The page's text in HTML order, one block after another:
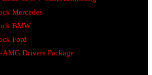
Mercedes
BMW
Ford
AMG Drivers Package